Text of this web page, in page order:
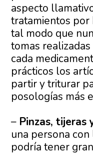
aspecto
tratamientos por
tal modo que
tomas
cada
prácticos los
partir y triturar
posologías más
– Pinzas, tijeras
una persona
podría tener